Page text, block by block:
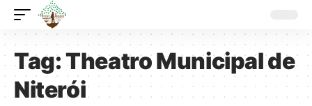
Tag:Theatro Municipal de
Niterói